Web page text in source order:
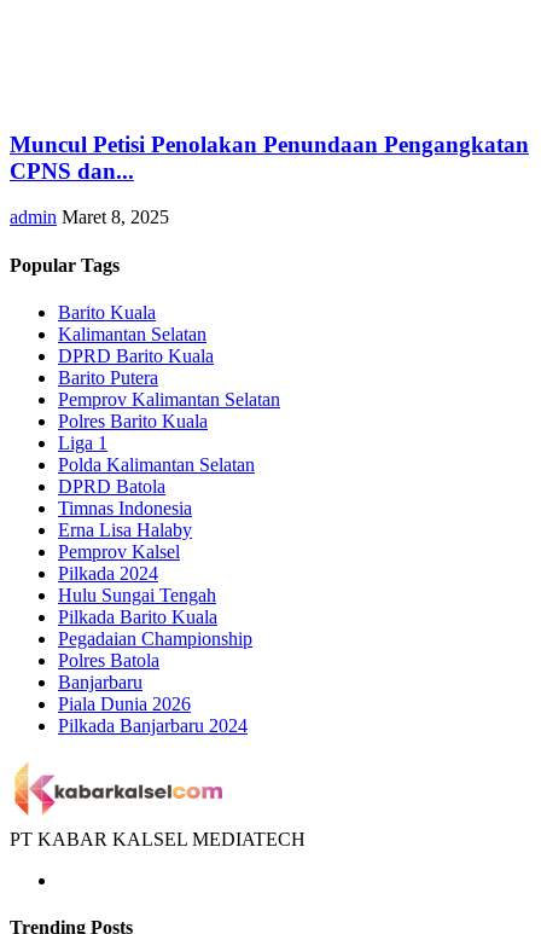
Muncul Petisi Penolakan Penundaan Pengangkatan
CPNS dan...
admin Maret 8, 2025
Popular Tags
Barito Kuala
Kalimantan Selatan
DPRD Barito Kuala
Barito Putera
Pemprov Kalimantan Selatan
Polres Barito Kuala
Liga 1
Polda Kalimantan Selatan
DPRD Batola
Timnas Indonesia
Erna Lisa Halaby
Pemprov Kalsel
Pilkada 2024
Hulu Sungai Tengah
Pilkada Barito Kuala
Pegadaian Championship
Polres Batola
Banjarbaru
Piala Dunia 2026
Pilkada Banjarbaru 2024
PT KABAR KALSEL MEDIATECH
Trending Posts